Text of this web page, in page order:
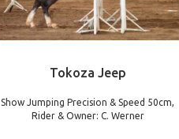
Tokoza Jeep
Show Jumping Precision & Speed 50cm,
Rider & Owner: C. Werner